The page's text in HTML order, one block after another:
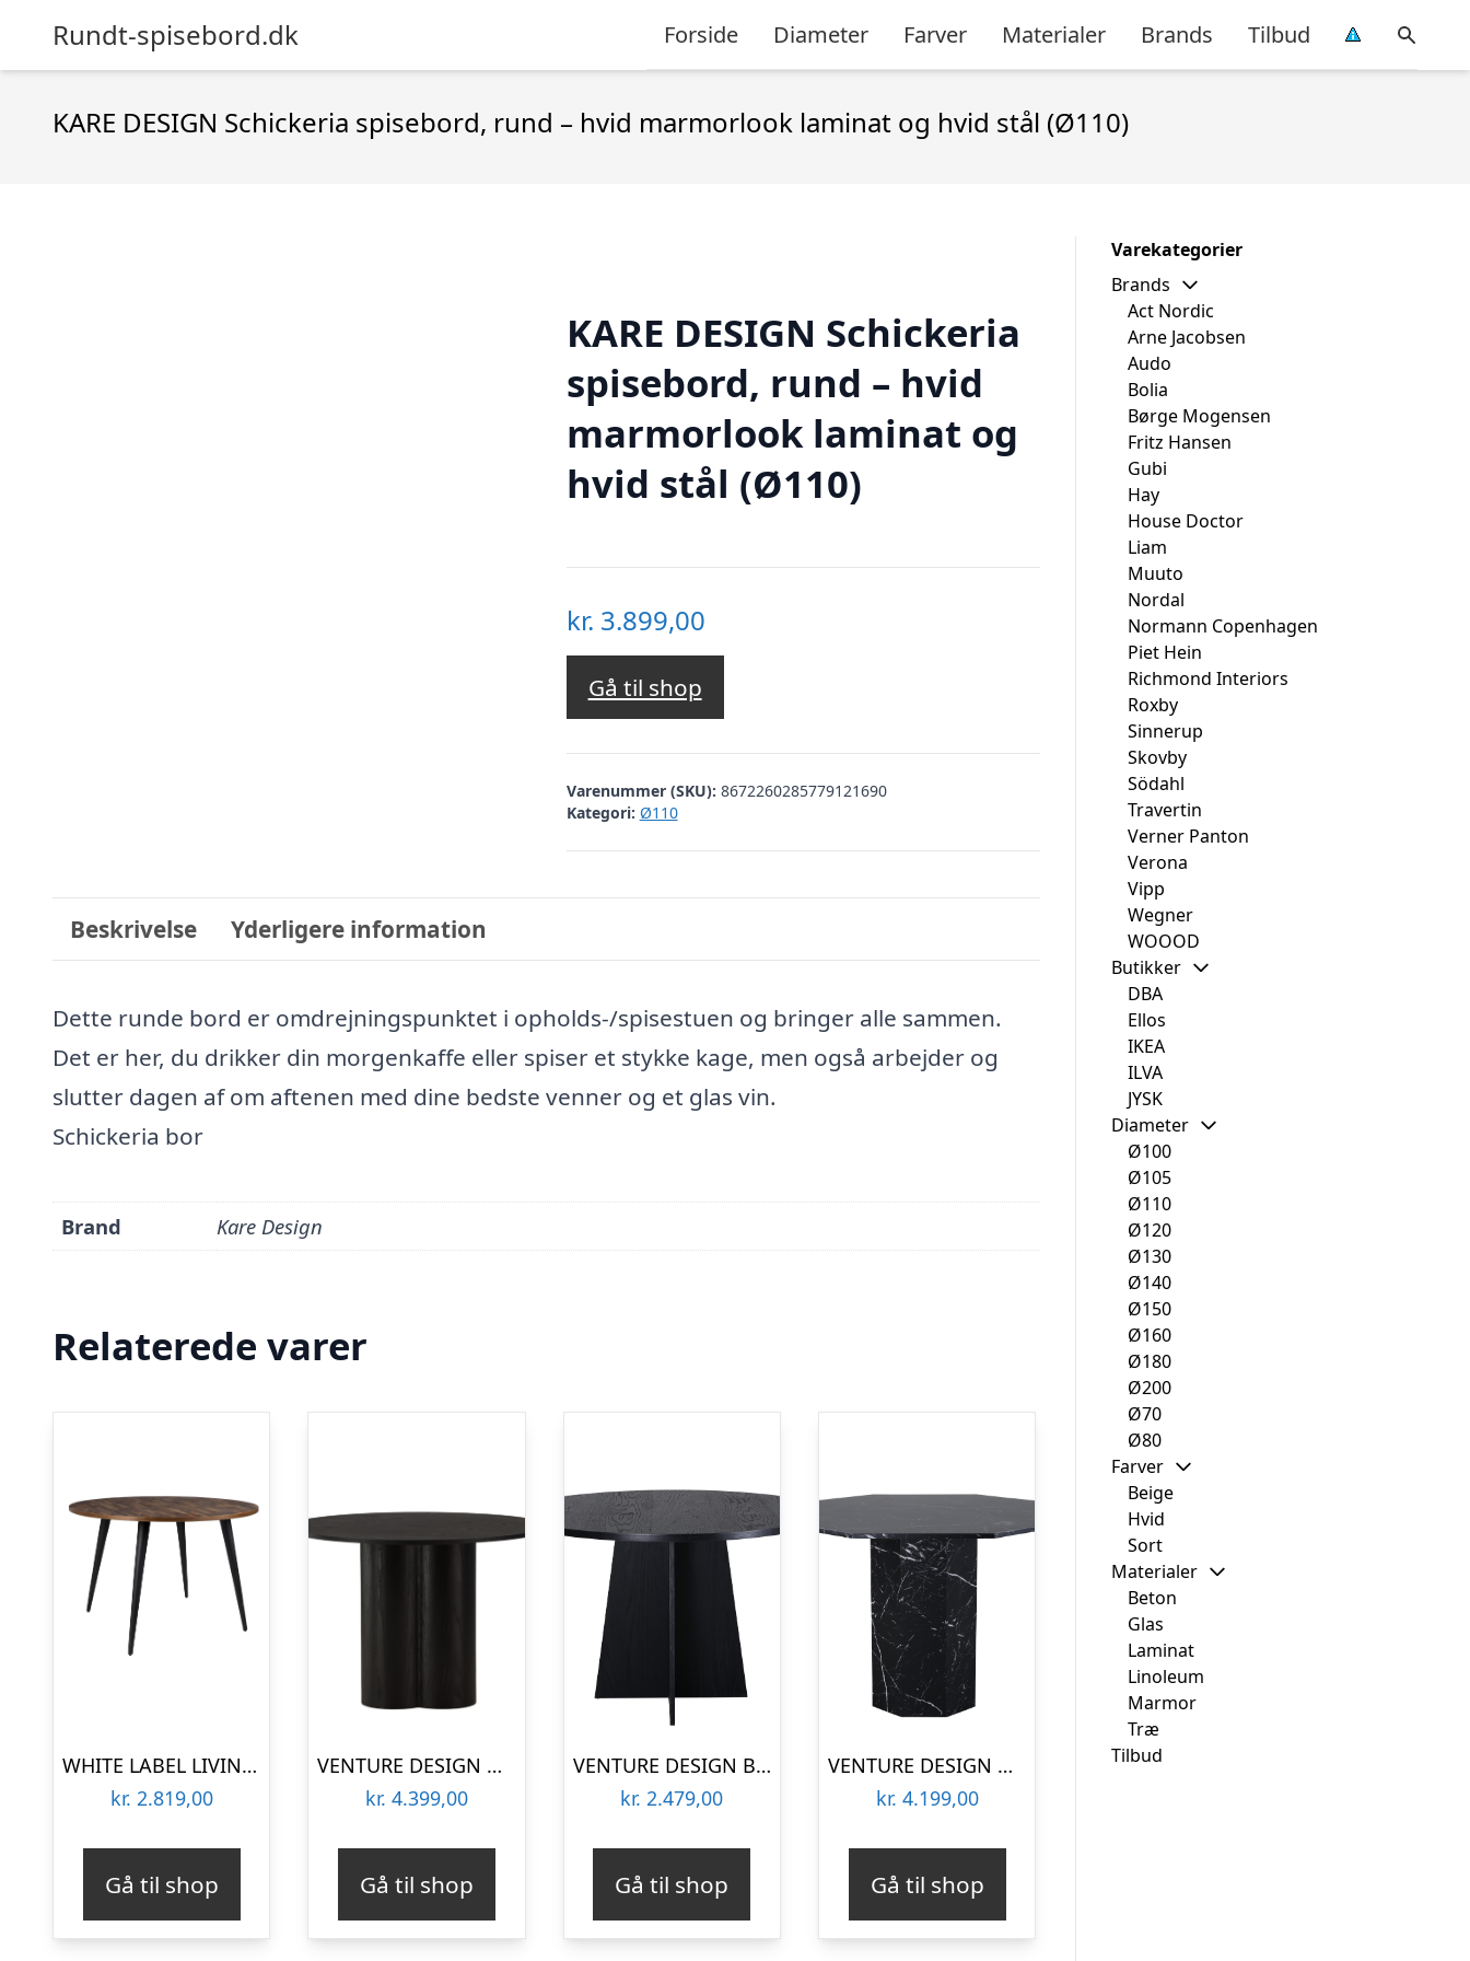
Rundt-spisebord.dk Forside Diameter Farver Materialer Brands Tilbud
KARE DESIGN Schickeria spisebord, rund – hvid marmorlook laminat og hvid stål (Ø110)
KARE DESIGN Schickeria
spisebord, rund – hvid
marmorlook laminat og
hvid stål (Ø110)
kr. 3.899,00
Gå til shop
Varenummer (SKU): 8672260285779121690
Kategori: Ø110
Beskrivelse Yderligere information
Dette runde bord er omdrejningspunktet i opholds-/spisestuen og bringer alle sammen.
Det er her, du drikker din morgenkaffe eller spiser et stykke kage, men også arbejder og
slutter dagen af om aftenen med dine bedste venner og et glas vin.
Schickeria bor
Brand Kare Design
Relaterede varer
WHITE LABEL LIVING Mo spisebord, rund – natur teaktræ og metal (Ø110)
kr. 2.819,00
Gå til shop
VENTURE DESIGN Olivia spisebord, rund – sort finér (Ø110)
kr. 4.399,00
Gå til shop
VENTURE DESIGN Bootcut spisebord, rund – sort finér (Ø110)
kr. 2.479,00
Gå til shop
VENTURE DESIGN Marbs spisebord, ottekantet – sort marmormønstret papirlaminat (Ø110)
kr. 4.199,00
Gå til shop
Varekategorier
Brands
Act Nordic
Arne Jacobsen
Audo
Bolia
Børge Mogensen
Fritz Hansen
Gubi
Hay
House Doctor
Liam
Muuto
Nordal
Normann Copenhagen
Piet Hein
Richmond Interiors
Roxby
Sinnerup
Skovby
Södahl
Travertin
Verner Panton
Verona
Vipp
Wegner
WOOOD
Butikker
DBA
Ellos
IKEA
ILVA
JYSK
Diameter
Ø100
Ø105
Ø110
Ø120
Ø130
Ø140
Ø150
Ø160
Ø180
Ø200
Ø70
Ø80
Farver
Beige
Hvid
Sort
Materialer
Beton
Glas
Laminat
Linoleum
Marmor
Træ
Tilbud